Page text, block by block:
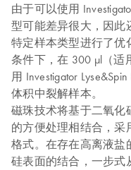
由于可以使用
型可能差异很大，因此
特定样本类型进行了优
条件下，在 300 µl（适
用 Investigator
体积中裂解样本。
磁珠技术将基于二氧化
的方便处理相结合，采
格式。在存在高离液盐
硅表面的结合，一步式